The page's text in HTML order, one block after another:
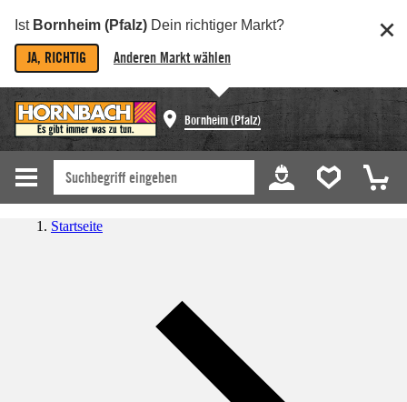
Ist Bornheim (Pfalz) Dein richtiger Markt?
JA, RICHTIG Anderen Markt wählen
Bornheim (Pfalz)
Startseite